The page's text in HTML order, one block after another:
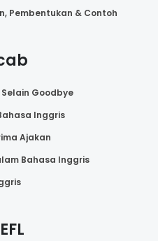
Pembentukan & Contoh
Goodbye
Inggris
Ajakan
Bahasa Inggris